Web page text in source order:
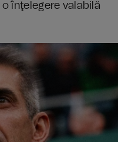
înţelegere valabilă